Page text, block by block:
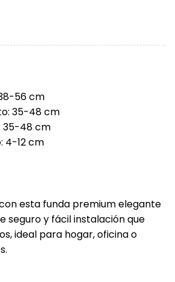
56 cm
35-48 cm
35-48 cm
4-12 cm
esta funda premium elegante
seguro y fácil instalación que
ideal para hogar, oficina o